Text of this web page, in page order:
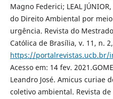
Magno Federici; LEAL
do Direito Ambiental por
urgência. Revista do
Católica de Brasília, v. 11, n.
https://portalrevistas.ucb.br/
Acesso em: 14 fev.
Leandro José. Amicus curiae
coletivo ambiental. Revista